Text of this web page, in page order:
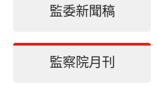
監委新聞稿
監察院月刊